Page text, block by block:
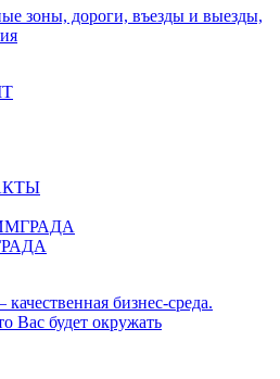
зоны, дороги, въезды и выезды,
бизнес-среда.
Вас будет окружать